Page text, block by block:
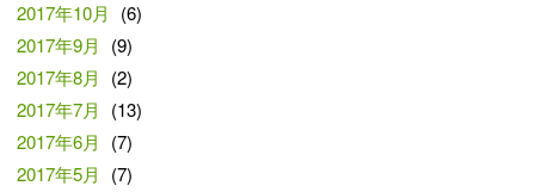
2017年10月
(6)
2017年9月
(9)
2017年8月
(2)
2017年7月
(13)
2017年6月
(7)
2017年5月
(7)